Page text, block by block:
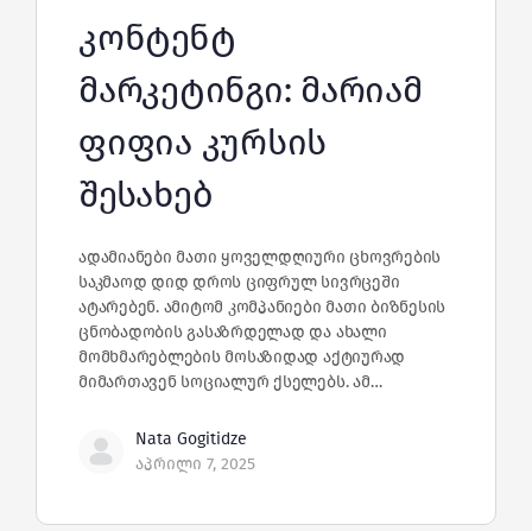
კონტენტ
მარკეტინგი: მარიამ
ფიფია კურსის
შესახებ
ადამიანები მათი ყოველდღიური ცხოვრების
საკმაოდ დიდ დროს ციფრულ სივრცეში
ატარებენ. ამიტომ კომპანიები მათი ბიზნესის
ცნობადობის გასაზრდელად და ახალი
მომხმარებლების მოსაზიდად აქტიურად
მიმართავენ სოციალურ ქსელებს. ამ…
Nata Gogitidze
აპრილი 7, 2025